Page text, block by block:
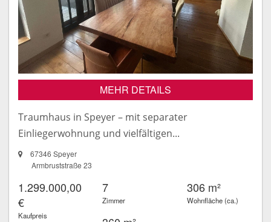
MEHR DETAILS
Traumhaus in Speyer – mit separater
Einliegerwohnung und vielfältigen...
67346 Speyer
Armbruststraße 23
1.299.000,00
€
Kaufpreis
7
Zimmer
306 m²
Wohnfläche (ca.)